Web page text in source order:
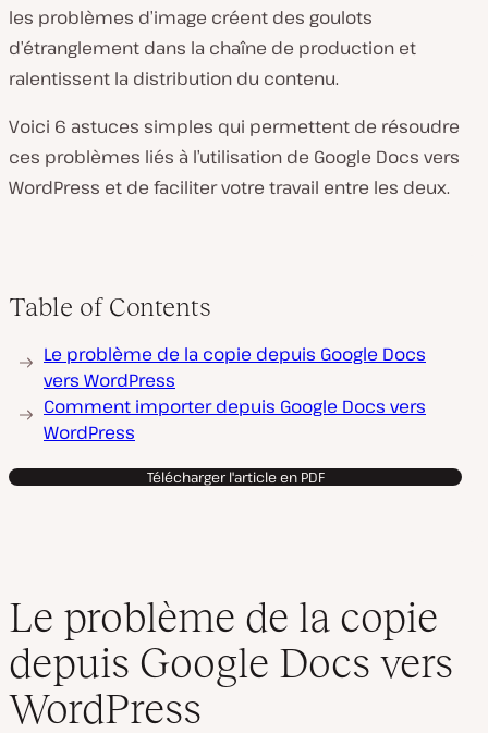
les problèmes d’image créent des goulots
d’étranglement dans la chaîne de production et
ralentissent la distribution du contenu.
Voici 6 astuces simples qui permettent de résoudre
ces problèmes liés à l’utilisation de Google Docs vers
WordPress et de faciliter votre travail entre les deux.
Table of Contents
Le problème de la copie depuis Google Docs
vers WordPress
Comment importer depuis Google Docs vers
WordPress
Télécharger l'article en PDF
Le problème de la copie
depuis Google Docs vers
WordPress